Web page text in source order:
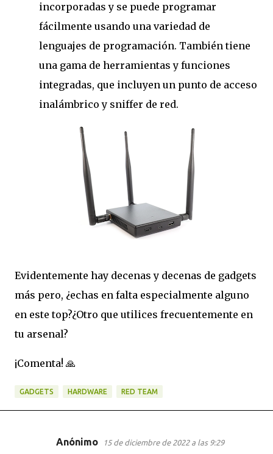
incorporadas y se puede programar
fácilmente usando una variedad de
lenguajes de programación. También tiene
una gama de herramientas y funciones
integradas, que incluyen un punto de acceso
inalámbrico y sniffer de red.
Evidentemente hay decenas y decenas de gadgets
más pero, ¿echas en falta especialmente alguno
en este top?¿Otro que utilices frecuentemente en
tu arsenal?
¡Comenta! 🙏
GADGETS HARDWARE RED TEAM
Anónimo 15 de diciembre de 2022 a las 9:29